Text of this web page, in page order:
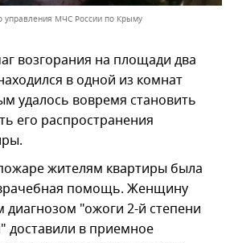
управления МЧС России по Крыму
возгорания на площади два
в одной из комнат
удалось вовремя становить
его распространения
жителям квартиры была
помощь. Женщину
диагнозом "ожоги 2-й степени
доставили в приемное